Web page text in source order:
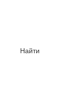
Найти